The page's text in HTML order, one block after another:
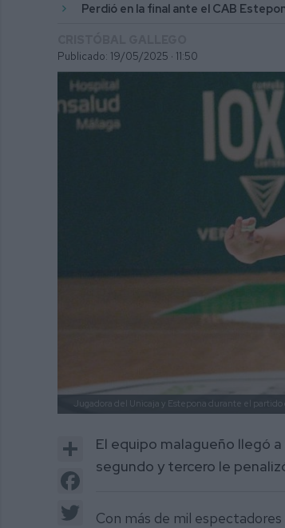
Perdió en la final ante el CAB
Publicado: 19/05/2025 · 11:50
Jugadora del Unicaja y Estepona durante el partido
Share
Facebook
El equipo malagueño llegó
segundo y tercero le
Con más de mil